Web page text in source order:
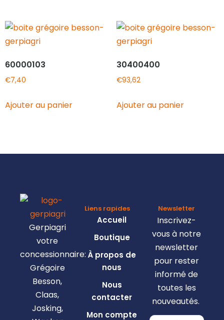
60000103
€7,40
Ajouter au panier
30400400
€93,62
Ajouter au panier
Gerpiagri
votre
concessionnaire:
Grégoire
Besson,
Claas,
Josking,
Liens rapides
Accueil
Boutique
À propos de
nous
Nous
contacter
Mon compte
Newsletter
Inscrivez-
vous à notre
newsletter
pour rester
informé de
toutes les
nouveautés.